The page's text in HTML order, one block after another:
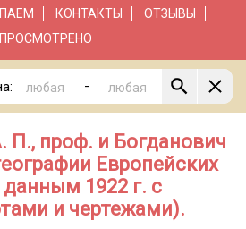
КОНТАКТЫ
ОТЗЫВЫ
ПРОСМОТРЕНО
-
П., проф. и Богданович
Европейских
данным 1922 г. с
и чертежами).